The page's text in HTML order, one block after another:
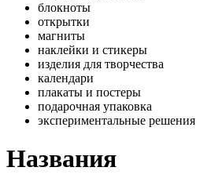
блокноты
открытки
магниты
наклейки и стикеры
изделия для творчества
календари
плакаты и постеры
подарочная упаковка
экспериментальные решения
Названия